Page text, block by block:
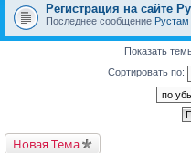
Регистрация на сайте
Последнее сообщение Рустам
Показать
Сортировать по:
Новая Тема